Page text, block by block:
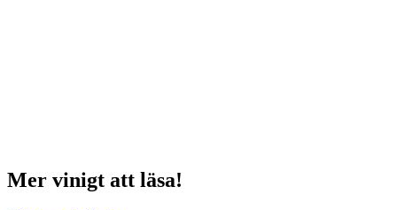
Mer vinigt att läsa!